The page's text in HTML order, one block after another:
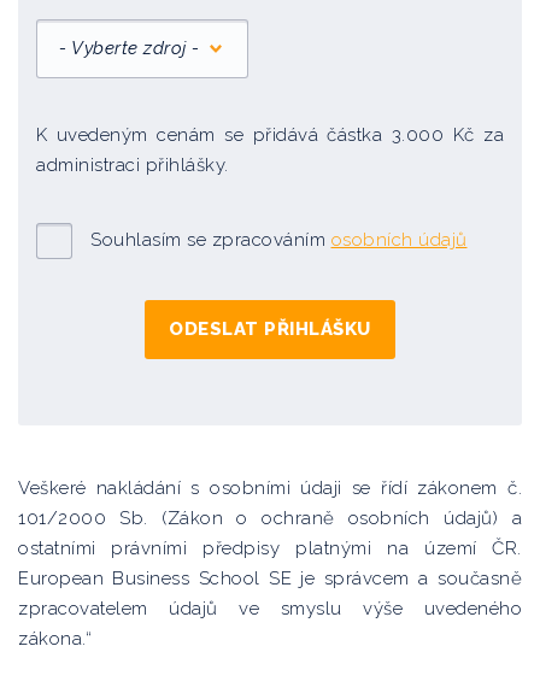
- Vyberte zdroj -
K uvedeným cenám se přidává částka 3.000 Kč za
administraci přihlášky.
Souhlasím se zpracováním osobních údajů
Veškeré nakládání s osobními údaji se řídí zákonem č.
101/2000 Sb. (Zákon o ochraně osobních údajů) a
ostatními právními předpisy platnými na území ČR.
European Business School SE je správcem a současně
zpracovatelem údajů ve smyslu výše uvedeného
zákona.“